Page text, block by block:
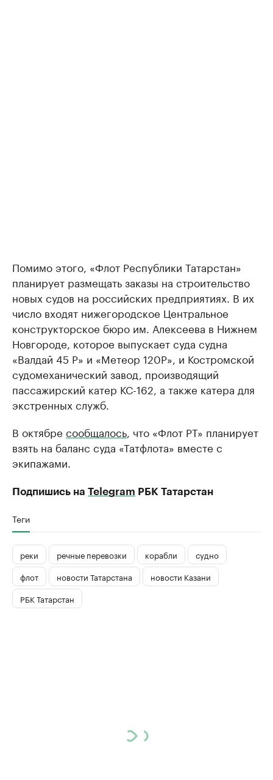
Помимо этого, «Флот Республики Татарстан»
планирует размещать заказы на строительство
новых судов на российских предприятиях. В их
число входят нижегородское Центральное
конструкторское бюро им. Алексеева в Нижнем
Новгороде, которое выпускает суда судна
«Валдай 45 P» и «Метеор 120Р», и Костромской
судомеханический завод, производящий
пассажирский катер КС-162, а также катера для
экстренных служб.
В октябре сообщалось , что «Флот РТ» планирует
взять на баланс суда «Татфлота» вместе с
экипажами.
Подпишись на Telegram РБК Татарстан
Теги
реки речные перевозки корабли
судно
флот
новости Татарстана
новости Казани
РБК Татарстан